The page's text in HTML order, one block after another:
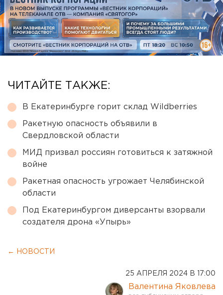
ЧИТАЙТЕ ТАКЖЕ:
В Екатеринбурге горит склад Wildberries
Ракетную опасность объявили в
Свердловской области
МИД призвал россиян готовиться к затяжной
войне
Ракетная опасность угрожает Челябинской
области
Под Екатеринбургом диверсанты взорвали
создателя дрона «Упырь»
← НОВОСТИ
25 АПРЕЛЯ 2024 В 17:00
Валентина Яковлева